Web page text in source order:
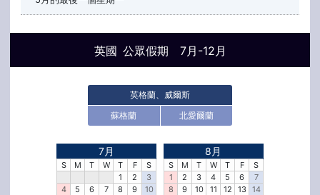
英國 公眾假期 7月-12月
英格蘭、威爾斯
蘇格蘭
北愛爾蘭
7月
S M T W T F
S
1
2
3
4
5 6 7 8 9
10
8月
S M T W T F
S
1
2 3 4 5 6
7
8
9 10 11 12 13
14